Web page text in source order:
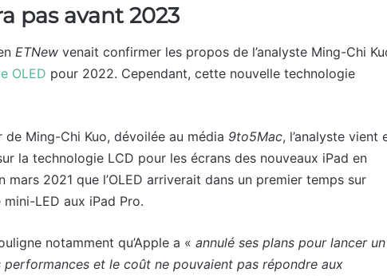
pas avant 2023
ETNew venait confirmer les propos de l’analyste Ming-Chi
OLED pour 2022. Cependant, cette nouvelle technologie
de Ming-Chi Kuo, dévoilée au média 9to5Mac, l’analyste vient
la technologie LCD pour les écrans des nouveaux iPad en
2021 que l’OLED arriverait dans un premier temps sur
LED aux iPad Pro.
notamment qu’Apple a « annulé ses plans pour lancer un
et le coût ne pouvaient pas répondre aux